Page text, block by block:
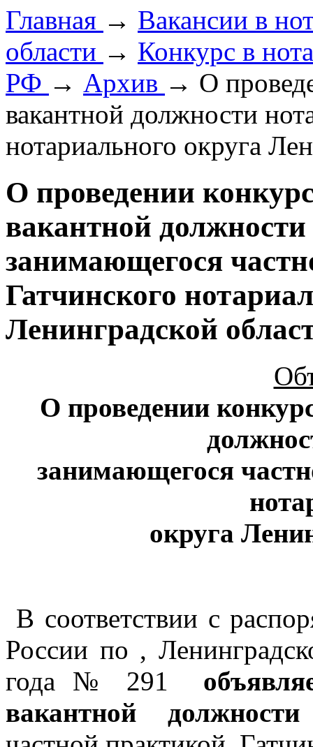
Главная → Вакансии в
области → Конкурс в
РФ → Архив → О
вакантной должности
нотариального округа
О проведении
вакантной должности
занимающегося
Гатчинского
Ленинградской
О проведении
занимающегося
округа
В соответствии с
России по ,
года № 291
вакантной